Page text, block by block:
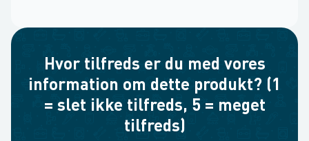
Hvor tilfreds er du med vores
information om dette produkt? (1
= slet ikke tilfreds, 5 = meget
tilfreds)